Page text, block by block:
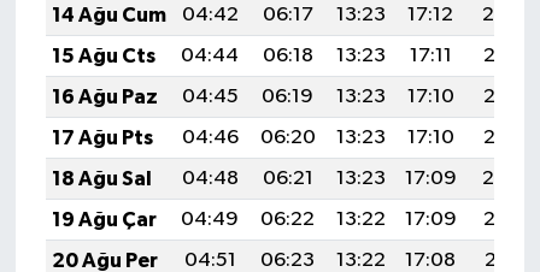
14 Ağu Cum
04:42 06:17 13:23 17:12
20:19
15 Ağu Cts
04:44 06:18 13:23 17:11
20:18
16 Ağu Paz
04:45 06:19 13:23 17:10
20:17
17 Ağu Pts
04:46 06:20 13:23 17:10
20:15
18 Ağu Sal
04:48 06:21 13:23 17:09
20:14
19 Ağu Çar
04:49 06:22 13:22 17:09
20:13
20 Ağu Per
04:51 06:23 13:22 17:08
20:11